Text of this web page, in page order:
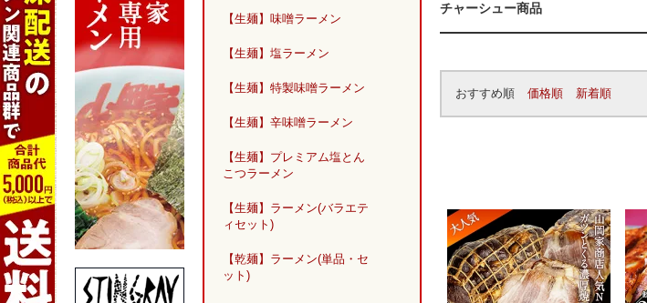
チャーシュー商品
おすすめ順 価格順 新着順
【生麺】味噌ラーメン
【生麺】塩ラーメン
【生麺】特製味噌ラーメン
【生麺】辛味噌ラーメン
【生麺】プレミアム塩とん
こつラーメン
【生麺】ラーメン(バラエテ
ィセット)
【乾麺】ラーメン(単品・セ
ット)